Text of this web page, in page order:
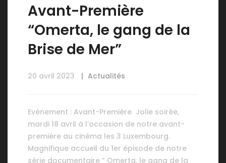
Avant-Première
“Omerta, le gang de la
Brise de Mer”
20 avril 2023 Actualités
Evénement : Avant-Première Jolie soirée,
mardi 18 avril à l’occasion de notre avant-
première au cinéma les 3 Luxembourg.
Magnifique accueil du 1er épisode de notre
série documentaire ” Omerta, le gang de la